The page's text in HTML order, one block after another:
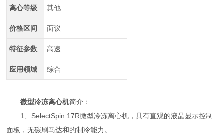
离心等级 其他
价格区间 面议
特征参数 高速
应用领域 综合
微型冷冻离心机简介：
1、SelectSpin 17R微型冷冻离心机，具有直观的液晶显示控制
面板，无碳刷马达和的制冷能力。